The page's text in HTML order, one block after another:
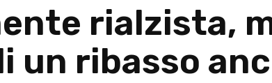
rialzista,
un ribasso